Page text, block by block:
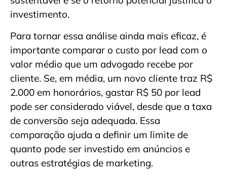
investimento.
Para tornar essa análise ainda mais eficaz, é
importante comparar o custo por lead com o
valor médio que um advogado recebe por
cliente. Se, em média, um novo cliente traz R$
2.000 em honorários, gastar R$ 50 por lead
pode ser considerado viável, desde que a taxa
de conversão seja adequada. Essa
comparação ajuda a definir um limite de
quanto pode ser investido em anúncios e
outras estratégias de marketing.